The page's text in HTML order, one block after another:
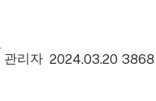
관리자 2024.03.20 3868